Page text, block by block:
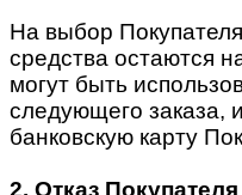
На выбор
средства остаются
могут быть
следующего заказа,
банковскую карту
2. Отказ